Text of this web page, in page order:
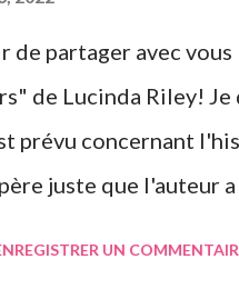
de partager avec
de Lucinda Riley!
prévu concernant
juste que l'auteur
UN